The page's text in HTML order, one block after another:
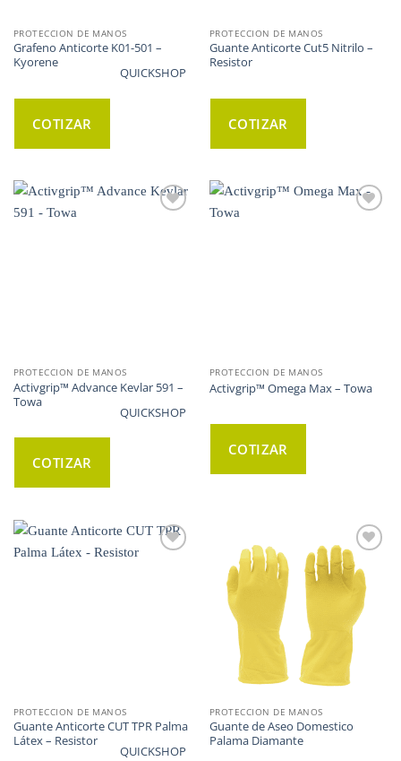
PROTECCION DE MANOS
Grafeno Anticorte K01-501 –
Kyorene
COTIZAR
PROTECCION DE MANOS
Guante Anticorte Cut5 Nitrilo –
Resistor
QUICKSHOP
COTIZAR
PROTECCION DE MANOS
Activgrip™ Advance Kevlar 591 –
Towa
COTIZAR
PROTECCION DE MANOS
Activgrip™ Omega Max – Towa
QUICKSHOP
COTIZAR
PROTECCION DE MANOS
Guante Anticorte CUT TPR Palma
Látex – Resistor
WISHLIST
PROTECCION DE MANOS
Guante de Aseo Domestico
Palama Diamante
QUICKSHOP